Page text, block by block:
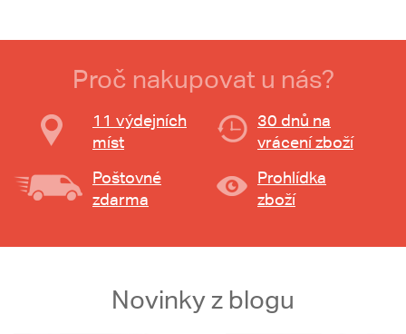
Proč nakupovat u nás?
11 výdejních
míst
30 dnů na
vrácení zboží
Poštovné
zdarma
Prohlídka
zboží
Novinky z blogu